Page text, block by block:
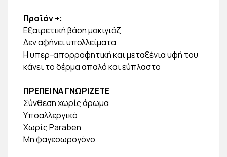
Προϊόν +:
Εξαιρετική βάση μακιγιάζ
Δεν αφήνει υπολλείματα
Η υπερ-απορροφητική και μεταξένια υφή του
κάνει το δέρμα απαλό και εύπλαστο
ΠΡΕΠΕΙ ΝΑ ΓΝΩΡΙΖΕΤΕ
Σύνθεση χωρίς άρωμα
Υποαλλεργικό
Χωρίς Paraben
Μη φαγεσωρογόνο